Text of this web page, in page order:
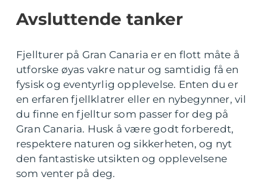
Avsluttende tanker
Fjellturer på Gran Canaria er en flott måte å
utforske øyas vakre natur og samtidig få en
fysisk og eventyrlig opplevelse. Enten du er
en erfaren fjellklatrer eller en nybegynner, vil
du finne en fjelltur som passer for deg på
Gran Canaria. Husk å være godt forberedt,
respektere naturen og sikkerheten, og nyt
den fantastiske utsikten og opplevelsene
som venter på deg.